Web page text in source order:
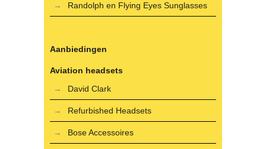
Randolph en Flying Eyes Sunglasses
Aanbiedingen
Aviation headsets
David Clark
Refurbished Headsets
Bose Accessoires